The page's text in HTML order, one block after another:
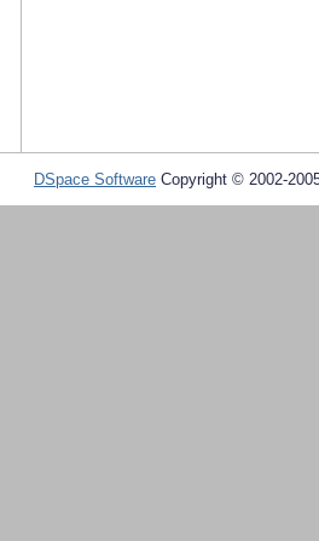
DSpace Software Copyright © 2002-